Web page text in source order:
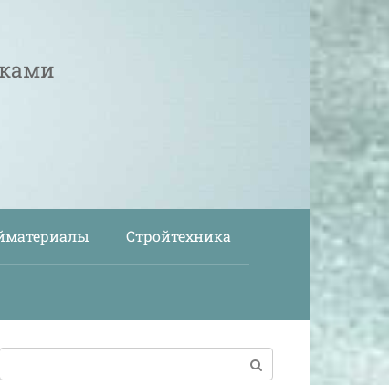
Стройтехника